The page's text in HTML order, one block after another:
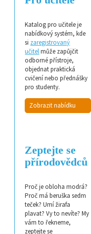
Katalog pro učitele je
nabídkový systém, kde
si zaregistrovaný
učitelmůže zapůjčit
odborné přístroje,
objednat praktická
cvičení nebo přednášky
pro studenty.
Zobrazit nabídku
Zeptejte se
přírodovědců
Proč je obloha modrá?
Proč má beruška sedm
teček? Umí žirafa
plavat? Vy to nevíte? My
vám to řekneme,
zeptejte se